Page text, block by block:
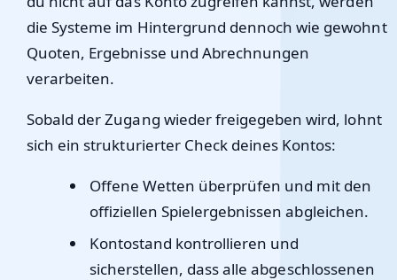
die Systeme im Hintergrund dennoch wie gewohnt
Quoten, Ergebnisse und Abrechnungen
verarbeiten.
Sobald der Zugang wieder freigegeben wird, lohnt
sich ein strukturierter Check deines Kontos:
Offene Wetten überprüfen und mit den
offiziellen Spielergebnissen abgleichen.
Kontostand kontrollieren und
sicherstellen, dass alle abgeschlossenen